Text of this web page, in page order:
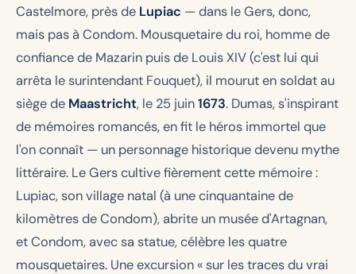
Castelmore, près de Lupiac — dans le Gers, donc,
mais pas à Condom. Mousquetaire du roi, homme de
confiance de Mazarin puis de Louis XIV (c'est lui qui
arrêta le surintendant Fouquet), il mourut en soldat au
siège de Maastricht, le 25 juin1673. Dumas, s'inspirant
de mémoires romancés, en fit le héros immortel que
l'on connaît — un personnage historique devenu mythe
littéraire. Le Gers cultive fièrement cette mémoire :
Lupiac, son village natal (à une cinquantaine de
kilomètres de Condom), abrite un musée d'Artagnan,
et Condom, avec sa statue, célèbre les quatre
mousquetaires. Une excursion « sur les traces du vrai